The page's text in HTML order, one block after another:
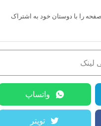
را با دوستان خود به اشتراک
لینک
واتساپ
تویتر